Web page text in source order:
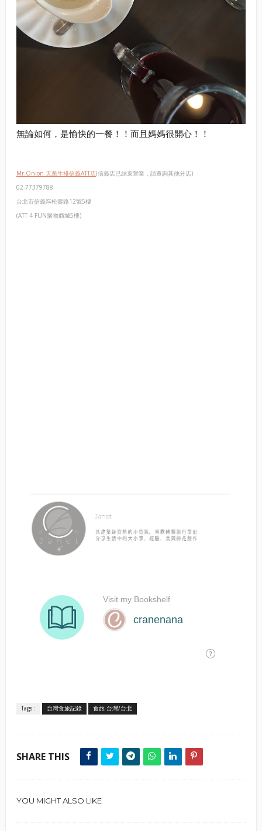
無論如何，是愉快的一餐！！而且媽媽很開心！！
Mr.Onion 天蔥牛排信義ATT店(信義店已結束營業，請查詢其他分店)
02-77379788
台北市信義區松壽路12號5樓
(ATT 4 FUN購物商城5樓)
Tags : 台灣食旅記錄 食旅-台灣/台北
SHARE THIS
YOU MIGHT ALSO LIKE